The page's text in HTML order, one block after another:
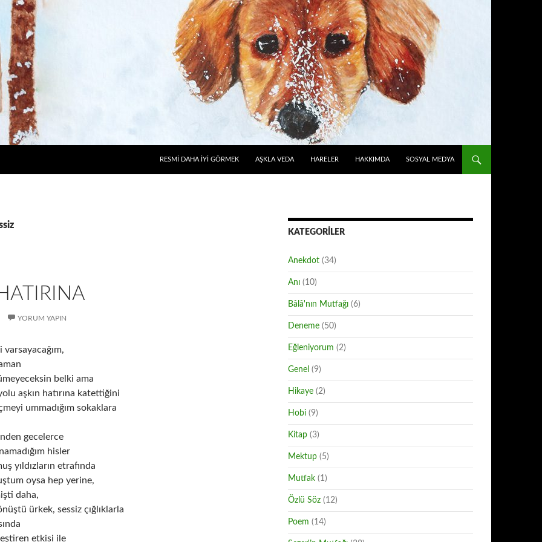
RESMI DAHA İYI GÖRMEK AŞKLA VEDA HARELER HAKKIMDA SOSYAL MEDYA
YORUM YAPIN
varsayacağım,
belki ama
aşkın hatırına katettiğini
ummadığım sokaklara
gecelerce
hisler
yıldızların etrafında
oysa hep yerine,
daha,
ürkek, sessiz çığlıklarla
etkisi ile
KATEGORILER
Anekdot (34)
Anı (10)
Bâlâ'nın Mutfağı (6)
Deneme (50)
Eğleniyorum (2)
Genel (9)
Hikaye (2)
Hobi (9)
Kitap (3)
Mektup (5)
Mutfak (1)
Özlü Söz (12)
Poem (14)